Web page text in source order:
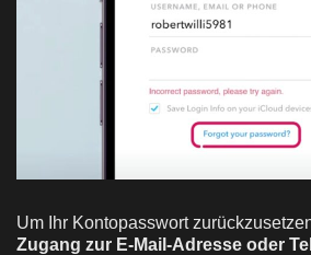
Um Ihr Kontopasswort
Zugang zur E-Mail-Adresse oder